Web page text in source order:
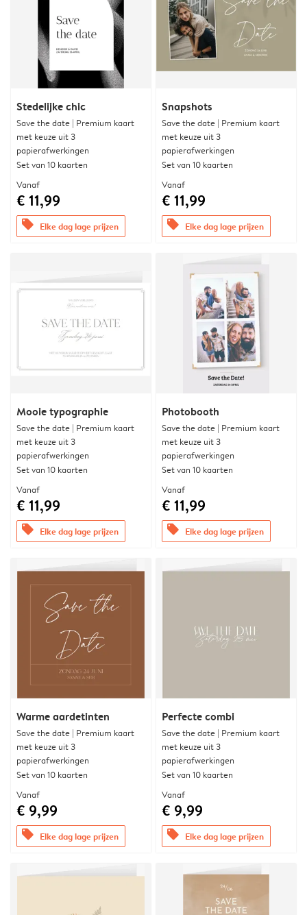
Stedelijke chic
Save the date | Premium kaart
met keuze uit 3
papierafwerkingen
Set van 10 kaarten
Vanaf
€ 11,99
offers Elke dag lage prijzen
Snapshots
Save the date | Premium kaart
met keuze uit 3
papierafwerkingen
Set van 10 kaarten
Vanaf
€ 11,99
offers Elke dag lage prijzen
Mooie typographie
Save the date | Premium kaart
met keuze uit 3
papierafwerkingen
Set van 10 kaarten
Vanaf
€ 11,99
offers Elke dag lage prijzen
Photobooth
Save the date | Premium kaart
met keuze uit 3
papierafwerkingen
Set van 10 kaarten
Vanaf
€ 11,99
offers Elke dag lage prijzen
Warme aardetinten
Save the date | Premium kaart
met keuze uit 3
papierafwerkingen
Set van 10 kaarten
Vanaf
€ 9,99
offers Elke dag lage prijzen
Perfecte combi
Save the date | Premium kaart
met keuze uit 3
papierafwerkingen
Set van 10 kaarten
Vanaf
€ 9,99
offers Elke dag lage prijzen